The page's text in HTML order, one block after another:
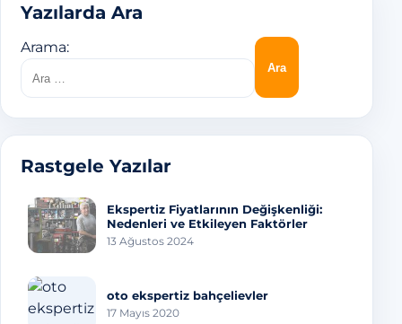
Yazılarda Ara
Arama:
Rastgele Yazılar
Ekspertiz Fiyatlarının Değişkenliği:
Nedenleri ve Etkileyen Faktörler
13 Ağustos 2024
oto ekspertiz bahçelievler
17 Mayıs 2020